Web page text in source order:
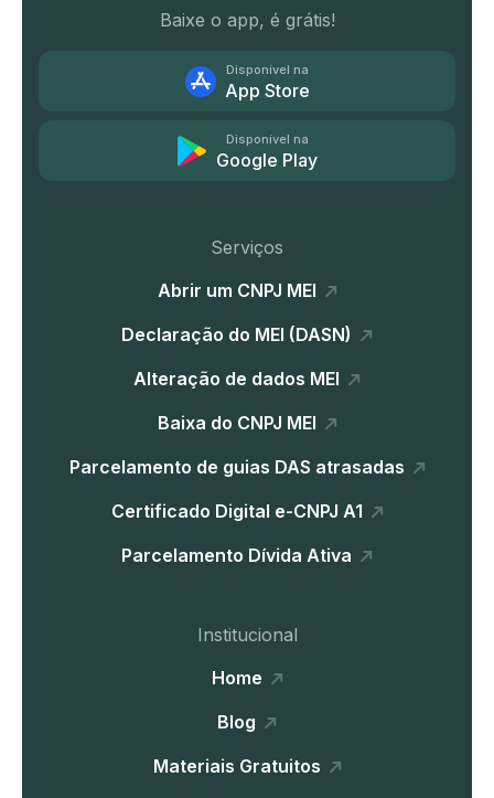
Baixe o app, é grátis!
Disponível na
App Store
Disponível na
Google Play
Serviços
Abrir um CNPJ MEI
Declaração do MEI (DASN)
Alteração de dados MEI
Baixa do CNPJ MEI
Parcelamento de guias DAS atrasadas
Certificado Digital e-CNPJ A1
Parcelamento Dívida Ativa
Institucional
Home
Blog
Materiais Gratuitos